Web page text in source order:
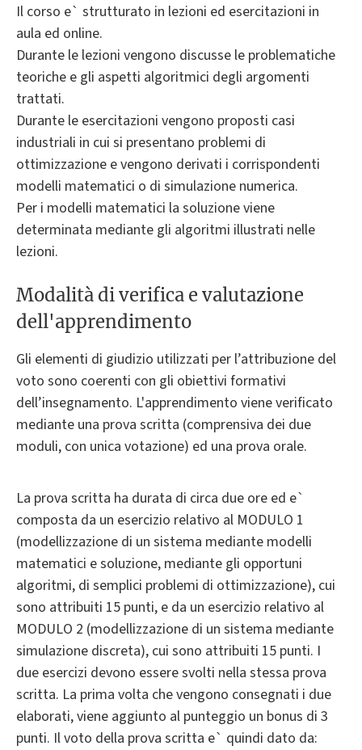
Il corso e` strutturato in lezioni ed esercitazioni in
aula ed online.
Durante le lezioni vengono discusse le problematiche
teoriche e gli aspetti algoritmici degli argomenti
trattati.
Durante le esercitazioni vengono proposti casi
industriali in cui si presentano problemi di
ottimizzazione e vengono derivati i corrispondenti
modelli matematici o di simulazione numerica.
Per i modelli matematici la soluzione viene
determinata mediante gli algoritmi illustrati nelle
lezioni.
Modalità di verifica e valutazione
dell'apprendimento
Gli elementi di giudizio utilizzati per l’attribuzione del
voto sono coerenti con gli obiettivi formativi
dell’insegnamento. L'apprendimento viene verificato
mediante una prova scritta (comprensiva dei due
moduli, con unica votazione) ed una prova orale.
La prova scritta ha durata di circa due ore ed e`
composta da un esercizio relativo al MODULO 1
(modellizzazione di un sistema mediante modelli
matematici e soluzione, mediante gli opportuni
algoritmi, di semplici problemi di ottimizzazione), cui
sono attribuiti 15 punti, e da un esercizio relativo al
MODULO 2 (modellizzazione di un sistema mediante
simulazione discreta), cui sono attribuiti 15 punti. I
due esercizi devono essere svolti nella stessa prova
scritta. La prima volta che vengono consegnati i due
elaborati, viene aggiunto al punteggio un bonus di 3
punti. Il voto della prova scritta e` quindi dato da: